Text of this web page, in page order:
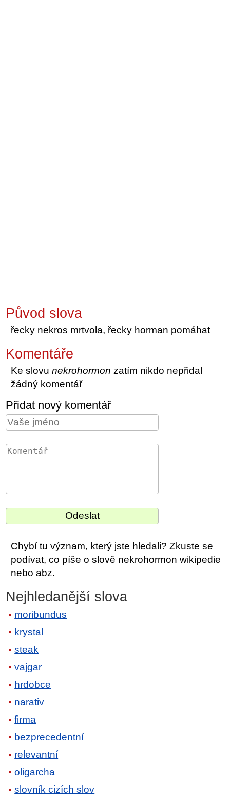
Původ slova
řecky nekros mrtvola, řecky horman pomáhat
Komentáře
Ke slovunekrohormon zatím nikdo nepřidal
žádný komentář
Přidat nový komentář
Chybí tu význam, který jste hledali? Zkuste se
podívat, co píše o slově nekrohormon wikipedie
nebo abz.
Nejhledanější slova
moribundus
krystal
steak
vajgar
hrdobce
narativ
firma
bezprecedentní
relevantní
oligarcha
slovník cizích slov